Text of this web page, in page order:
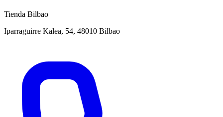
Tienda Bilbao
Iparraguirre Kalea, 54, 48010 Bilbao